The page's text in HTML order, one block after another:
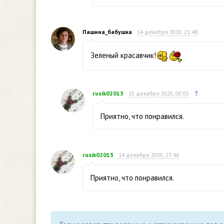
Пашина_бабушка 14 декабря 2020, 21:48
Зеленый красавчик!
rusik02013 15 декабря 2020, 00:05 ↑
Приятно, что понравился.
rusik02013 14 декабря 2020, 23:46
Приятно, что понравился.